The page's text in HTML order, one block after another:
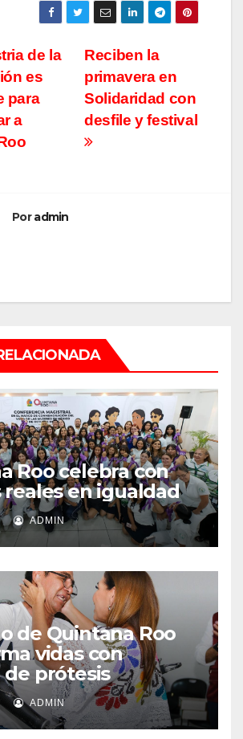
Reciben la
primavera en
Solidaridad con
desfile y festival
de la
es
para
a
Poradmin
Roo celebra con
reales en igualdad
ADMIN
de Quintana Roo
vidas con
prótesis
ADMIN